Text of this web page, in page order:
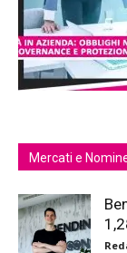
Mercati e